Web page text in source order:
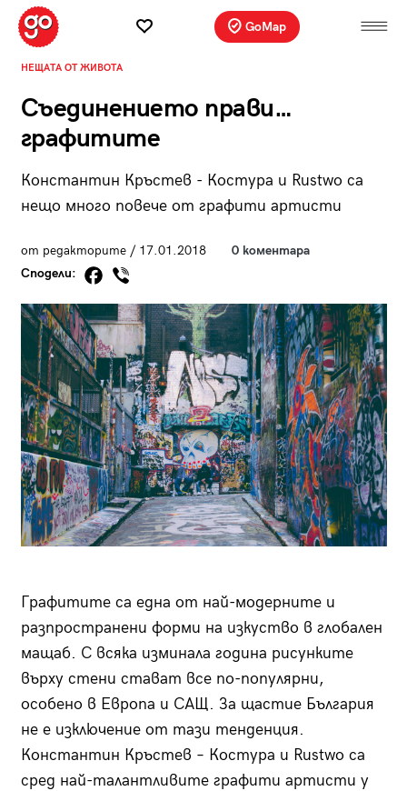
GoMap
НЕЩАТА ОТ ЖИВОТА
Съединението прави…
графитите
Константин Кръстев - Костура и Rustwo са
нещо много повече от графити артисти
от редакторитe / 17.01.2018
0 коментара
Сподели:
Графитите са една от най-модерните и
разпространени форми на изкуство в глобален
мащаб. С всяка изминала година рисунките
върху стени стават все по-популярни,
особено в Европа и САЩ. За щастие България
не е изключение от тази тенденция.
Константин Кръстев – Костура и Rustwo са
сред най-талантливите графити артисти у